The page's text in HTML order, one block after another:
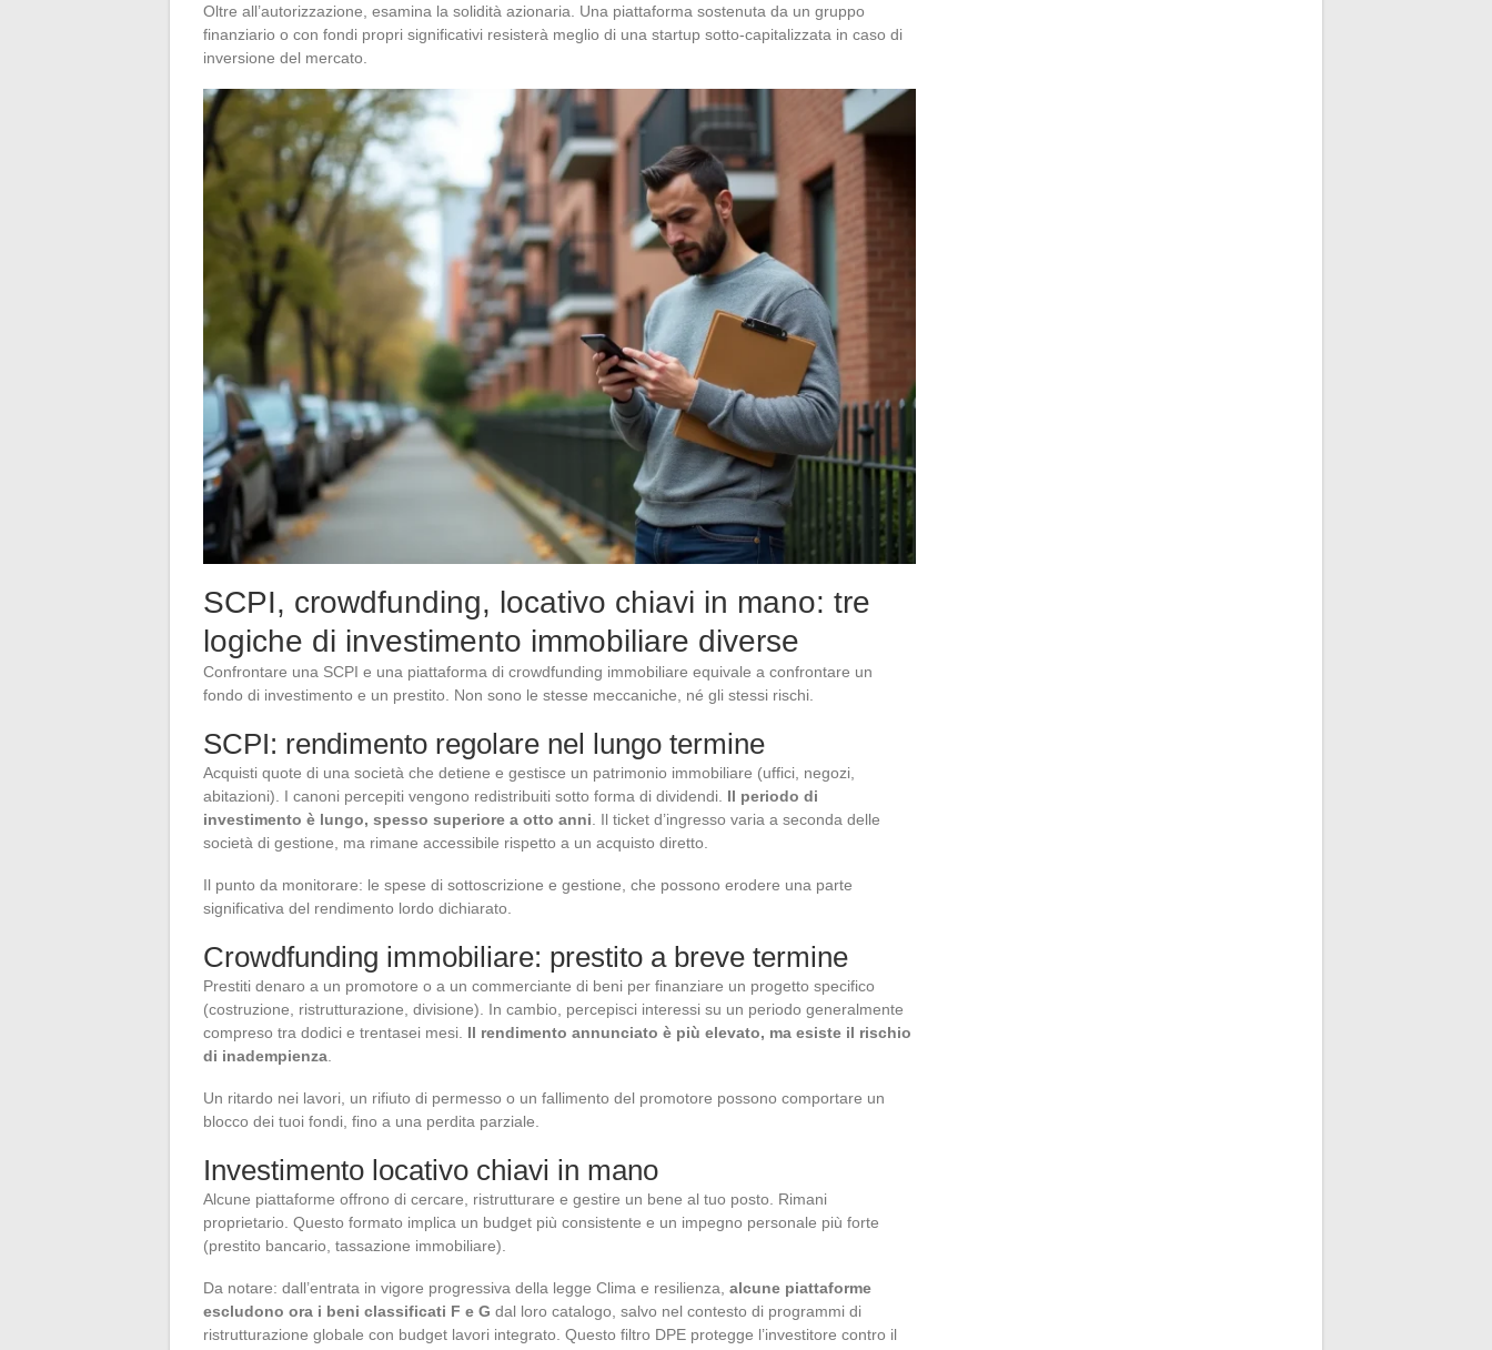
Oltre all’autorizzazione, esamina la solidità azionaria. Una piattaforma sostenuta da un gruppo
finanziario o con fondi propri significativi resisterà meglio di una startup sotto-capitalizzata in caso di
inversione del mercato.
SCPI, crowdfunding, locativo chiavi in mano: tre
logiche di investimento immobiliare diverse
Confrontare una SCPI e una piattaforma di crowdfunding immobiliare equivale a confrontare un
fondo di investimento e un prestito. Non sono le stesse meccaniche, né gli stessi rischi.
SCPI: rendimento regolare nel lungo termine
Acquisti quote di una società che detiene e gestisce un patrimonio immobiliare (uffici, negozi,
abitazioni). I canoni percepiti vengono redistribuiti sotto forma di dividendi. Il periodo di
investimento è lungo, spesso superiore a otto anni. Il ticket d’ingresso varia a seconda delle
società di gestione, ma rimane accessibile rispetto a un acquisto diretto.
Il punto da monitorare: le spese di sottoscrizione e gestione, che possono erodere una parte
significativa del rendimento lordo dichiarato.
Crowdfunding immobiliare: prestito a breve termine
Prestiti denaro a un promotore o a un commerciante di beni per finanziare un progetto specifico
(costruzione, ristrutturazione, divisione). In cambio, percepisci interessi su un periodo generalmente
compreso tra dodici e trentasei mesi. Il rendimento annunciato è più elevato, ma esiste il rischio
di inadempienza.
Un ritardo nei lavori, un rifiuto di permesso o un fallimento del promotore possono comportare un
blocco dei tuoi fondi, fino a una perdita parziale.
Investimento locativo chiavi in mano
Alcune piattaforme offrono di cercare, ristrutturare e gestire un bene al tuo posto. Rimani
proprietario. Questo formato implica un budget più consistente e un impegno personale più forte
(prestito bancario, tassazione immobiliare).
Da notare: dall’entrata in vigore progressiva della legge Clima e resilienza, alcune piattaforme
escludono ora i beni classificati F e G dal loro catalogo, salvo nel contesto di programmi di
ristrutturazione globale con budget lavori integrato. Questo filtro DPE protegge l’investitore contro il